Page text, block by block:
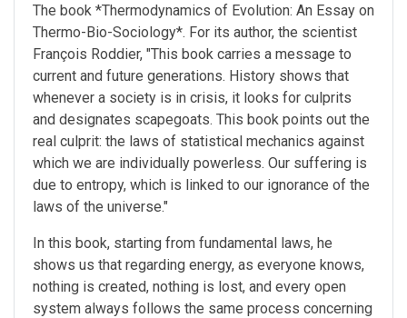
The book *Thermodynamics of Evolution: An Essay on
Thermo-Bio-Sociology*. For its author, the scientist
François Roddier, "This book carries a message to
current and future generations. History shows that
whenever a society is in crisis, it looks for culprits
and designates scapegoats. This book points out the
real culprit: the laws of statistical mechanics against
which we are individually powerless. Our suffering is
due to entropy, which is linked to our ignorance of the
laws of the universe."
In this book, starting from fundamental laws, he
shows us that regarding energy, as everyone knows,
nothing is created, nothing is lost, and every open
system always follows the same process concerning